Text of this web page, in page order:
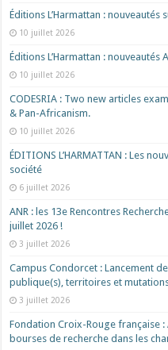
Éditions L’Harmattan : nouveautés
10 juillet 2026
Éditions L’Harmattan : nouveautés
10 juillet 2026
CODESRIA : Two new articles
& Pan-Africanism.
10 juillet 2026
ÉDITIONS L’HARMATTAN : Les
société
6 juillet 2026
ANR : les 13e Rencontres
juillet 2026 !
3 juillet 2026
Campus Condorcet : Lancement
publique(s), territoires et
3 juillet 2026
Fondation Croix-Rouge française
bourses de recherche dans les